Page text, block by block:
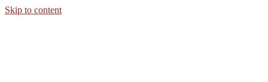
Skip to content